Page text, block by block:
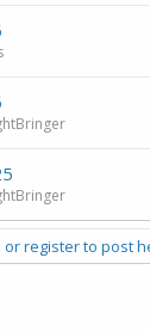
or register to post